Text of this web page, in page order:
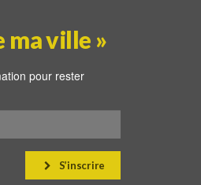
ma ville »
pour rester
S’inscrire